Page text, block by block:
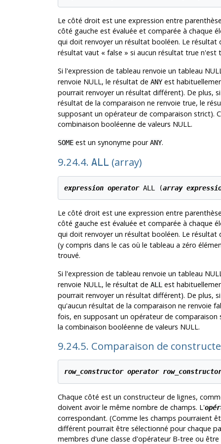
Le côté droit est une expression entre
côté gauche est évaluée et comparée à chaque
qui doit renvoyer un résultat booléen. Le résultat
résultat vaut « false » si aucun résultat true n'est
Si l'expression de tableau renvoie un tableau
renvoie NULL, le résultat de ANYest
pourrait renvoyer un résultat différent). De plus,
résultat de la comparaison ne renvoie true, le
supposant un opérateur de comparaison strict).
combinaison booléenne de valeurs NULL.
SOMEest un synonyme pourANY.
9.24.4. ALL(array)
expression operator ALL (array
Le côté droit est une expression entre
côté gauche est évaluée et comparée à chaque
qui doit renvoyer un résultat booléen. Le résultat
(y compris dans le cas où le tableau a zéro
trouvé.
Si l'expression de tableau renvoie un tableau
renvoie NULL, le résultat de ALLest
pourrait renvoyer un résultat différent). De plus,
qu'aucun résultat de la comparaison ne renvoie
fois, en supposant un opérateur de comparaison
la combinaison booléenne de valeurs NULL.
9.24.5. Comparaison de
row_constructor operator
Chaque côté est un constructeur de lignes,
doivent avoir le même nombre de champs. L'
correspondant. (Comme les champs pourraient
différent pourrait être sélectionné pour chaque
membres d'une classe d'opérateur B-tree ou